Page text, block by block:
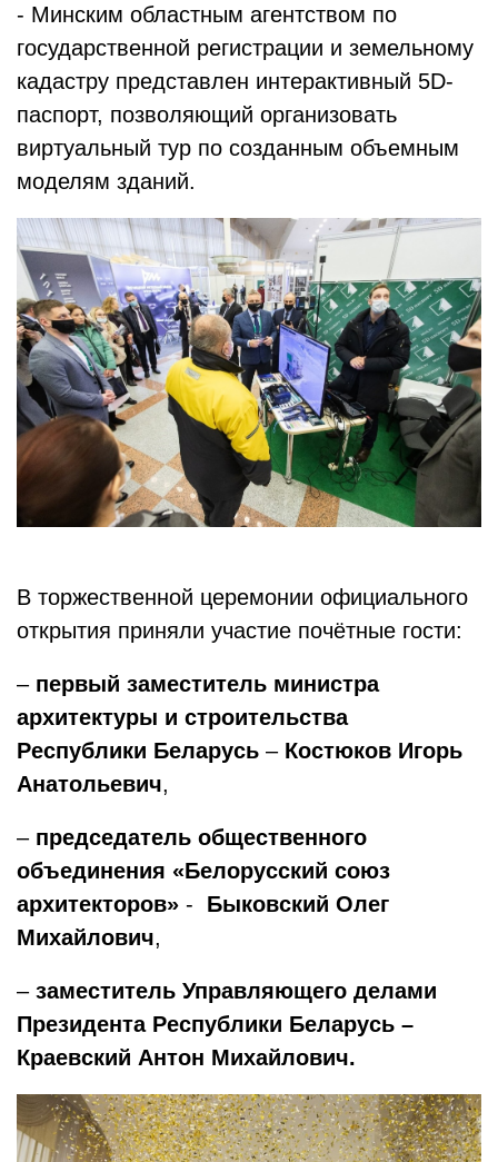
- Минским областным агентством по
государственной регистрации и земельному
кадастру представлен интерактивный 5D-
паспорт, позволяющий организовать
виртуальный тур по созданным объемным
моделям зданий.
В торжественной церемонии официального
открытия приняли участие почётные гости:
– первый заместитель министра
архитектуры и строительства
Республики Беларусь – Костюков Игорь
Анатольевич,
– председатель общественного
объединения «Белорусский союз
архитекторов» - Быковский Олег
Михайлович,
– заместитель Управляющего делами
Президента Республики Беларусь –
Краевский Антон Михайлович.